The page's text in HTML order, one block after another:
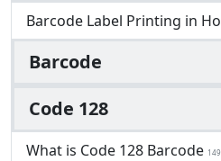
Barcode Label Printing in
Barcode
Code 128
What is Code 128 Barcode 149